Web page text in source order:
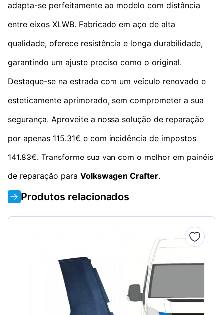
adapta-se perfeitamente ao modelo com distância
entre eixos XLWB. Fabricado em aço de alta
qualidade, oferece resistência e longa durabilidade,
garantindo um ajuste preciso como o original.
Destaque-se na estrada com um veículo renovado e
esteticamente aprimorado, sem comprometer a sua
segurança. Aproveite a nossa solução de reparação
por apenas 115.31€ e com incidência de impostos
141.83€. Transforme sua van com o melhor em painéis
de reparação para Volkswagen Crafter.
Produtos relacionados